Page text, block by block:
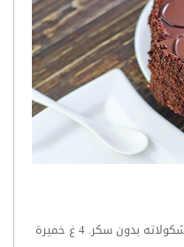
المقادير: 255 غ دقيق . 120 غ بودرة شكولاته بدون سكر. 4 غ خميرة